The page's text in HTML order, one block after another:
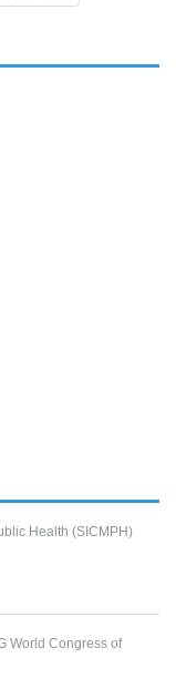
Health (SICMPH)
World Congress of